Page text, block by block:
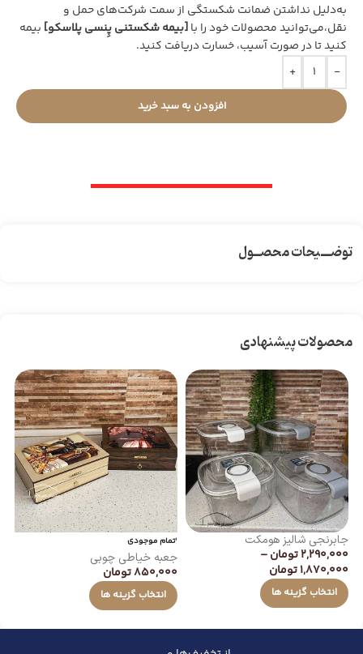
به‌دلیل نداشتن ضمانت شکستگی از سمت شرکت‌های حمل و
نقل،می‌توانید محصولات خود را با[بیمه شکستنی پِنسی پلاسکو] بیمه
کنید تا در صورت آسیب، خسارت دریافت کنید.
-
+
افزودن به سبد خرید
توضـــیحات محصــول
محصولات پیشنهادی
جابرنجی شالیز هومکت
2,290,000تومان–
1,870,000تومان
انتخاب گزینه ها
اتمام موجودی
جعبه خیاطی چوبی
850,000تومان
انتخاب گزینه ها